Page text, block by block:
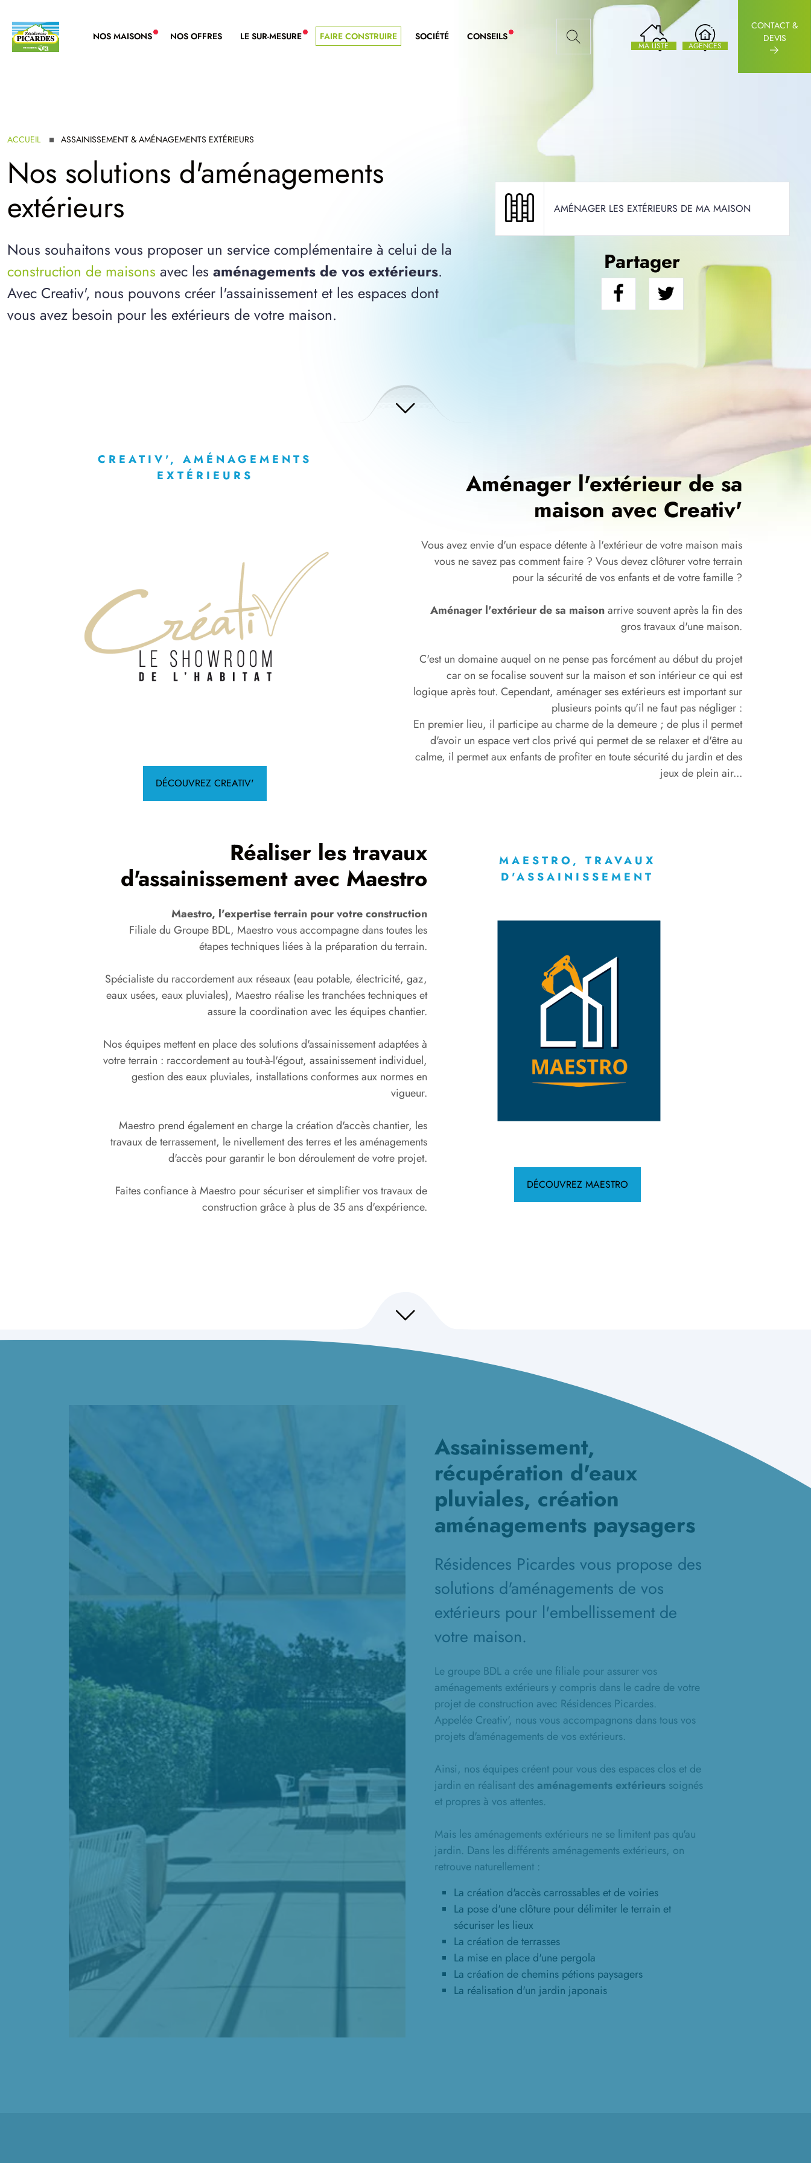
NOS MAISONS NOUVELLE GAMME
NOS OFFRES LE SUR-MESURE NOUVEAU SERVICE BDL EXTENSION
FAIRE CONSTRUIRE SOCIÉTÉ CONSEILS NOUVEAUX ARTICLES
MA LISTE AGENCES
CONTACT &
DEVIS
ACCUEIL ASSAINISSEMENT & AMÉNAGEMENTS EXTÉRIEURS
Nos solutions d'aménagements
extérieurs
Nous souhaitons vous proposer un service complémentaire à celui de la
construction de maisons avec les aménagements de vos extérieurs.
Avec Creativ', nous pouvons créer l'assainissement et les espaces dont
vous avez besoin pour les extérieurs de votre maison.
AMÉNAGER LES EXTÉRIEURS DE MA MAISON
Partager
Aménager l'extérieur de sa
maison avec Creativ'
Vous avez envie d'un espace détente à l'extérieur de votre maison mais
vous ne savez pas comment faire ? Vous devez clôturer votre terrain
pour la sécurité de vos enfants et de votre famille ?
Aménager l'extérieur de sa maisonarrive souvent après la fin des
gros travaux d'une maison.
C'est un domaine auquel on ne pense pas forcément au début du projet
car on se focalise souvent sur la maison et son intérieur ce qui est
logique après tout. Cependant, aménager ses extérieurs est important sur
plusieurs points qu'il ne faut pas négliger :
En premier lieu, il participe au charme de la demeure ; de plus il permet
d'avoir un espace vert clos privé qui permet de se relaxer et d'être au
calme, il permet aux enfants de profiter en toute sécurité du jardin et des
jeux de plein air...
CREATIV', AMÉNAGEMENTS
EXTÉRIEURS
DÉCOUVREZ CREATIV'
Réaliser les travaux
d'assainissement avec Maestro
Maestro, l'expertise terrain pour votre construction
Filiale du Groupe BDL, Maestro vous accompagne dans toutes les
étapes techniques liées à la préparation du terrain.
Spécialiste du raccordement aux réseaux (eau potable, électricité, gaz,
eaux usées, eaux pluviales), Maestro réalise les tranchées techniques et
assure la coordination avec les équipes chantier.
Nos équipes mettent en place des solutions d'assainissement adaptées à
votre terrain : raccordement au tout-à-l'égout, assainissement individuel,
gestion des eaux pluviales, installations conformes aux normes en
vigueur.
Maestro prend également en charge la création d'accès chantier, les
travaux de terrassement, le nivellement des terres et les aménagements
d'accès pour garantir le bon déroulement de votre projet.
Faites confiance à Maestro pour sécuriser et simplifier vos travaux de
construction grâce à plus de 35 ans d'expérience.
MAESTRO, TRAVAUX
D'ASSAINISSEMENT
DÉCOUVREZ MAESTRO
Assainissement,
récupération d'eaux
pluviales, création
aménagements paysagers
Résidences Picardes vous propose des
solutions d'aménagements de vos
extérieurs pour l'embellissement de
votre maison.
Le groupe BDL a crée une filiale pour assurer vos
aménagements extérieurs y compris dans le cadre de votre
projet de construction avec Résidences Picardes.
Appelée Creativ', nous vous accompagnons dans tous vos
projets d'aménagements de vos extérieurs.
Ainsi, nos équipes créent pour vous des espaces clos et de
jardin en réalisant des aménagements extérieurs soignés
et propres à vos attentes.
Mais les aménagements extérieurs ne se limitent pas qu'au
jardin. Dans les différents aménagements extérieurs, on
retrouve naturellement :
La création d'accès carrossables et de voiries
La pose d'une clôture pour délimiter le terrain et
sécuriser les lieux
La création de terrasses
La mise en place d'une pergola
La création de chemins pétions paysagers
La réalisation d'un jardin japonais